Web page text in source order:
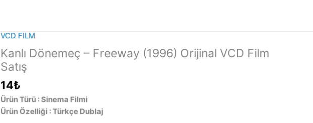
VCD FILM
Kanlı Dönemeç – Freeway (1996) Orijinal VCD Film
Satış
14₺
Ürün Türü : Sinema Filmi
Ürün Özelliği : Türkçe Dublaj